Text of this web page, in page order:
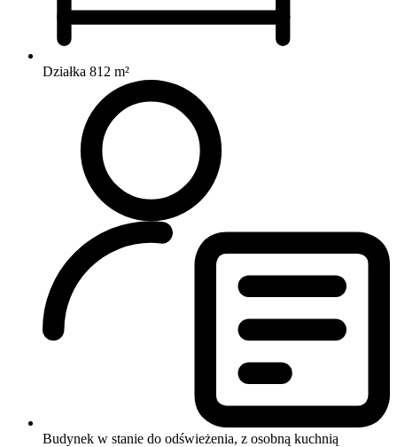
Działka 812 m²
Budynek w stanie do odświeżenia, z osobną kuchnią